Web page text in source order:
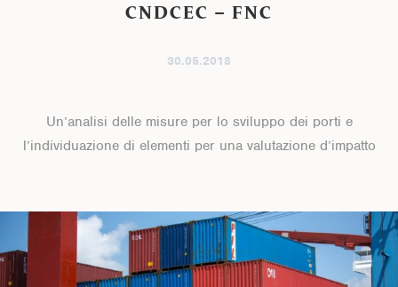
CNDCEC – FNC
30.05.2018
Un’analisi delle misure per lo sviluppo dei porti e
l’individuazione di elementi per una valutazione d’impatto